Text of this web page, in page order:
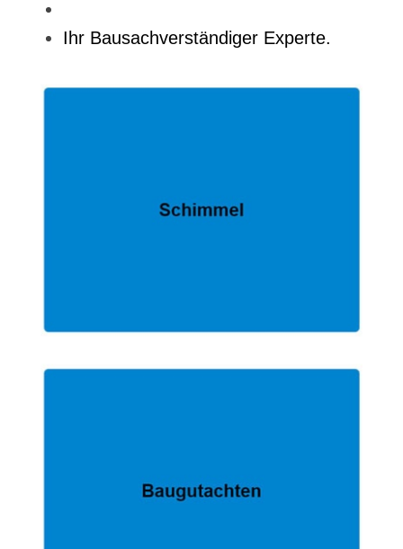
Ihr Bausachverständiger Experte.